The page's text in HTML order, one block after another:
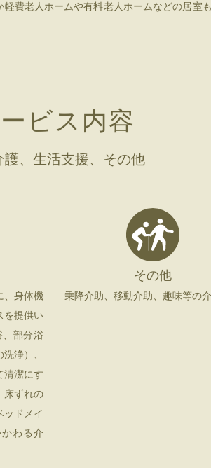
費老人ホームや有料老人ホームなどの居室
ビス内容
護、生活支援、その他
、身体機
を提供い
部分浴
浄）、
清潔にす
床ずれの
ッドメイ
わる介
その他
乗降介助、移動介助、趣味等の